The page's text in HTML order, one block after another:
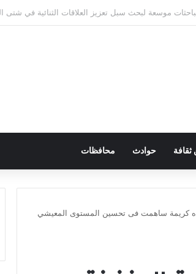
الصحي في إطار أعمال الدورة الرابعة للجنة المصرية
ثقافة حوادث محافظات
كريمة ساهمت فى تحسين المستوى المعيشي